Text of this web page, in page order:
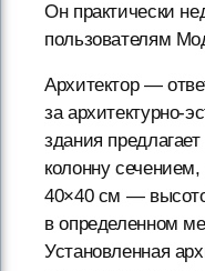
Он практически
пользователям
Архитектор —
за архитектурно-
здания
колонну
40×40 см —
в определенном
Установленная